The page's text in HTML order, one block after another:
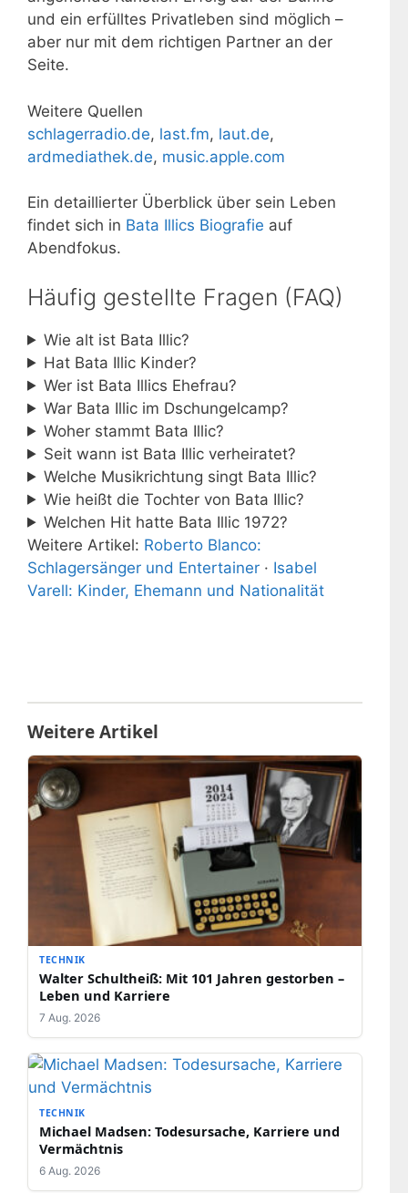
und ein erfülltes Privatleben sind möglich –
aber nur mit dem richtigen Partner an der
Seite.
Weitere Quellen
schlagerradio.de, last.fm, laut.de,
ardmediathek.de, music.apple.com
Ein detaillierter Überblick über sein Leben
findet sich in Bata Illics Biografie auf
Abendfokus.
Häufig gestellte Fragen (FAQ)
Wie alt ist Bata Illic?
Hat Bata Illic Kinder?
Wer ist Bata Illics Ehefrau?
War Bata Illic im Dschungelcamp?
Woher stammt Bata Illic?
Seit wann ist Bata Illic verheiratet?
Welche Musikrichtung singt Bata Illic?
Wie heißt die Tochter von Bata Illic?
Welchen Hit hatte Bata Illic 1972?
Weitere Artikel: Roberto Blanco:
Schlagersänger und Entertainer · Isabel
Varell: Kinder, Ehemann und Nationalität
Weitere Artikel
TECHNIK
Walter Schultheiß: Mit 101 Jahren gestorben –
Leben und Karriere
7 Aug. 2026
TECHNIK
Michael Madsen: Todesursache, Karriere und
Vermächtnis
6 Aug. 2026